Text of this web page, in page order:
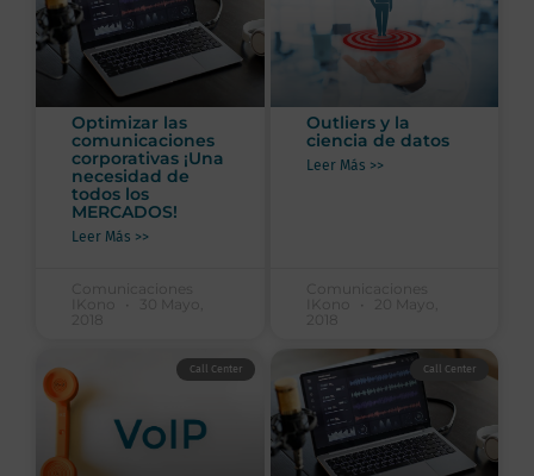
Optimizar las
comunicaciones
corporativas ¡Una
necesidad de
todos los
MERCADOS!
Leer Más >>
Comunicaciones
IKono
30 Mayo,
2018
Outliers y la
ciencia de datos
Leer Más >>
Comunicaciones
IKono
20 Mayo,
2018
Call Center Call Center